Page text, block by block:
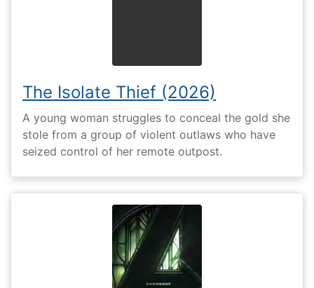
The Isolate Thief (2026)
A young woman struggles to conceal the gold she
stole from a group of violent outlaws who have
seized control of her remote outpost.